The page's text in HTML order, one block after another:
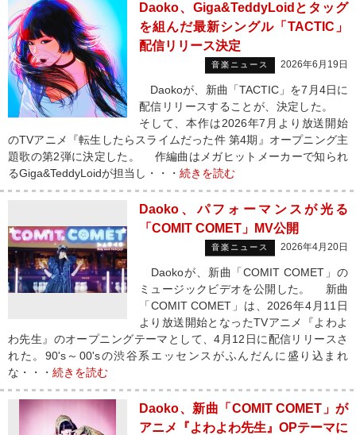
Daoko、Giga&TeddyLoidとタッグ
を組んだ最新シングル「TACTIC」
配信リリース決定
音楽ニュース 2026年6月19日
Daokoが、新曲「TACTIC」を7月4日に
配信リリースすることが、決定した。
そして、本作は2026年7月より放送開始
のTVアニメ『転生したらスライムだった件 第4期』オープニング主
題歌の第2弾に決定した。 作編曲はメガヒットメーカーで知られ
るGiga&TeddyLoidが担当し・・・ 続きを読む
Daoko、パフォーマンスが光る
「COMIT COMET」MV公開
音楽ニュース 2026年4月20日
Daokoが、新曲「COMIT COMET」の
ミュージックビデオを公開した。 新曲
「COMIT COMET」は、2026年4月11日
より放送開始となったTVアニメ『よわよ
わ先生』のオープニングテーマとして、4月12日に配信リリースさ
れた。90's～00'sの渋谷系エッセンスがふんだんに盛り込まれ
な・・・ 続きを読む
Daoko、新曲「COMIT COMET」が
アニメ『よわよわ先生』OPテーマに